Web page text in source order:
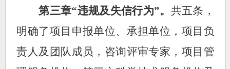
第三章“违规及失信行为”。 共五条，
明确了项目申报单位、承担单位，项目负
责人及团队成员，咨询评审专家，项目管